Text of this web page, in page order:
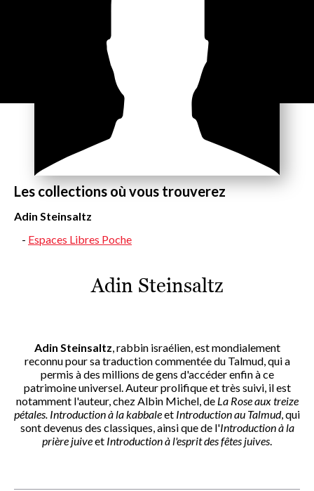
Les collections où vous trouverez
Adin Steinsaltz
Espaces Libres Poche
Adin Steinsaltz
Adin Steinsaltz , rabbin israélien, est mondialement
reconnu pour sa traduction commentée du Talmud, qui a
permis à des millions de gens d'accéder enfin à ce
patrimoine universel. Auteur prolifique et très suivi, il est
notamment l'auteur, chez Albin Michel, de La Rose aux treize
pétales. Introduction à la kabbaleet Introduction au Talmud, qui
sont devenus des classiques, ainsi que de l'Introduction à la
prière juiveet Introduction à l'esprit des fêtes juives